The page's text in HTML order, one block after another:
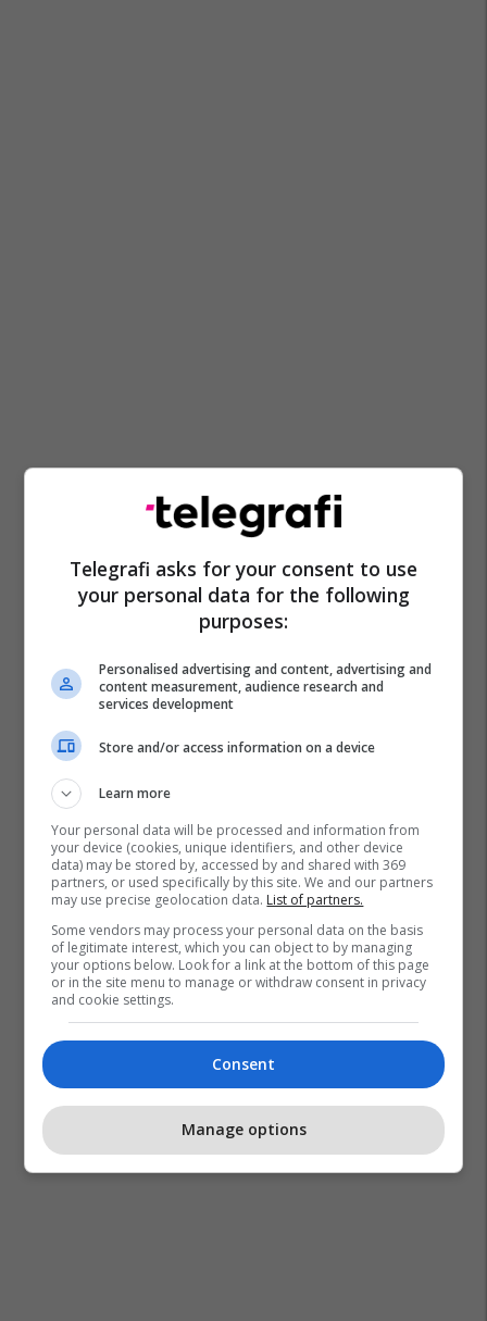
Telegrafi asks for your consent to use
your personal data for the following
purposes:
Personalised advertising and content, advertising and
content measurement, audience research and
services development
Store and/or access information on a device
Learn more
Your personal data will be processed and information from
your device (cookies, unique identifiers, and other device
data) may be stored by, accessed by and shared with 369
partners, or used specifically by this site. We and our partners
may use precise geolocation data. List of partners.
Some vendors may process your personal data on the basis
of legitimate interest, which you can object to by managing
your options below. Look for a link at the bottom of this page
or in the site menu to manage or withdraw consent in privacy
and cookie settings.
Consent
Manage options